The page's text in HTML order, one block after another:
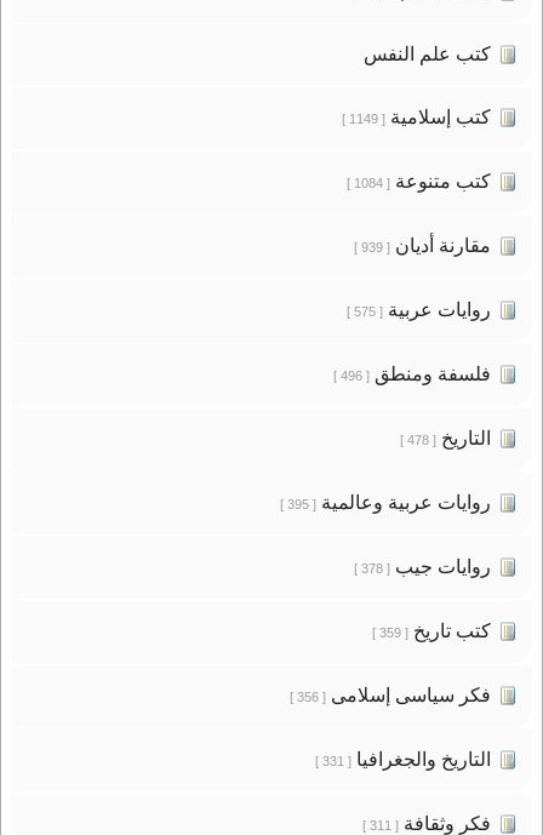
كتب علم النفس
كتب إسلامية[ 1149 ]
كتب متنوعة[ 1084 ]
مقارنة أديان[ 939 ]
روايات عربية[ 575 ]
فلسفة ومنطق[ 496 ]
التاريخ[ 478 ]
روايات عربية وعالمية[ 395 ]
روايات جيب[ 378 ]
كتب تاريخ[ 359 ]
فكر سياسى إسلامى[ 356 ]
التاريخ والجغرافيا[ 331 ]
فكر وثقافة[ 311 ]